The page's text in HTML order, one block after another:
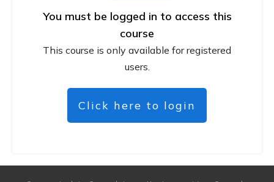
You must be logged in to access this
course
This course is only available for registered
users.
Click here to login